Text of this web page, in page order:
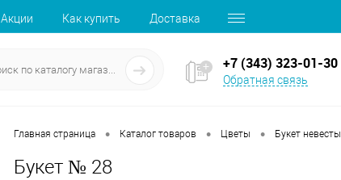
Акции Как купить Доставка
+7 (343) 323-01-30
Обратная связь
Главная страница • Каталог товаров • Цветы • Букет невесты
Букет № 28